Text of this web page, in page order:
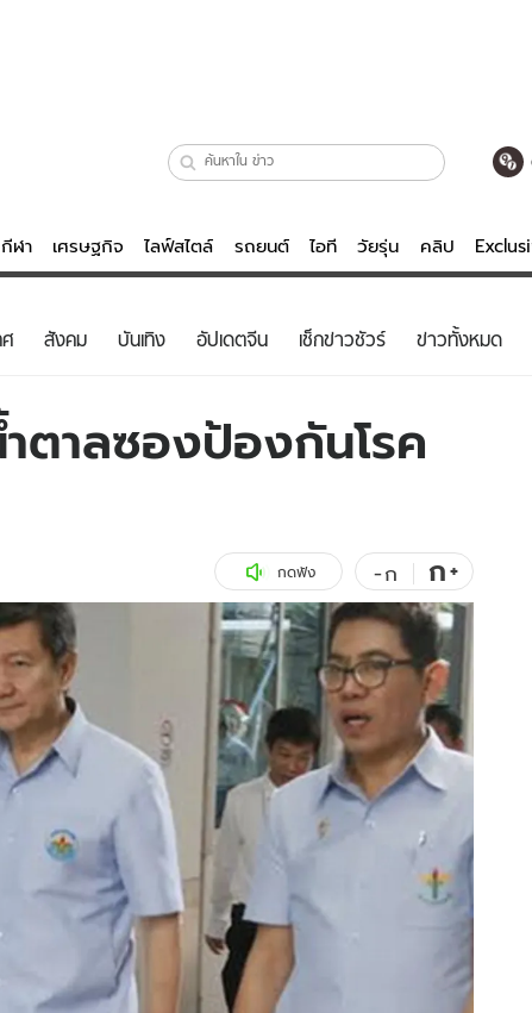
กีฬา เศรษฐกิจ ไลฟ์สไตล์ รถยนต์ ไอที วัยรุ่น คลิป
รวจหวย ไลฟ์สไตล์
วัยรุ่น
สุขภาพ
เที่ยว-กิน
Tasteful Thailand
Sanook Choice
บันเทิงค
ดูทีวี
WeTV
ชียลได้ที่
ศ สังคม บันเทิง อัปเดตจีน เช็กข่าวชัวร์ ข่าวทั้งหมด
ตาลซองป้องกันโรค
กดฟัง -ก ก+